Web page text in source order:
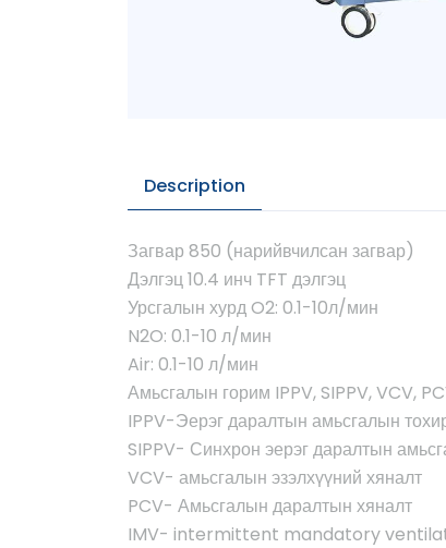
Description
Загвар 850 (нарийвчилсан загвар)
Дэлгэц 10.4 инч TFT дэлгэц
Урсгалын хурд O2: 0.1-10л/мин
N2O: 0.1-10 л/мин
Air: 0.1-10 л/мин
Амьсгалын горим IPPV, SIPPV, VCV,
IPPV-Эерэг даралтын амьсгалын
SIPPV- Синхрон эерэг даралтын
VCV- амьсгалын эзэлхүүний хяналт
PCV- Амьсгалын даралтын хяналт
IMV- intermittent mandatory